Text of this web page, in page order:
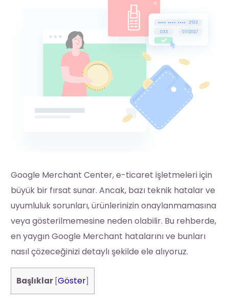
Google Merchant Center, e-ticaret işletmeleri için
büyük bir fırsat sunar. Ancak, bazı teknik hatalar ve
uyumluluk sorunları, ürünlerinizin onaylanmamasına
veya gösterilmemesine neden olabilir. Bu rehberde,
en yaygın Google Merchant hatalarını ve bunları
nasıl çözeceğinizi detaylı şekilde ele alıyoruz.
Başlıklar [Göster